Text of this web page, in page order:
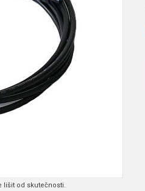
lišit od skutečnosti.